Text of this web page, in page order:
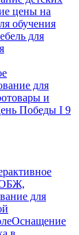
цены на
обучения
для
для
и
Победы I 9
для
Оснащение